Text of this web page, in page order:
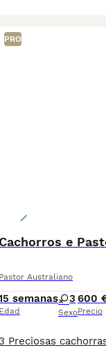
PRO
Cachorros e
Pastor Australiano
semanas
Edad
3
Sexo
600
Precio